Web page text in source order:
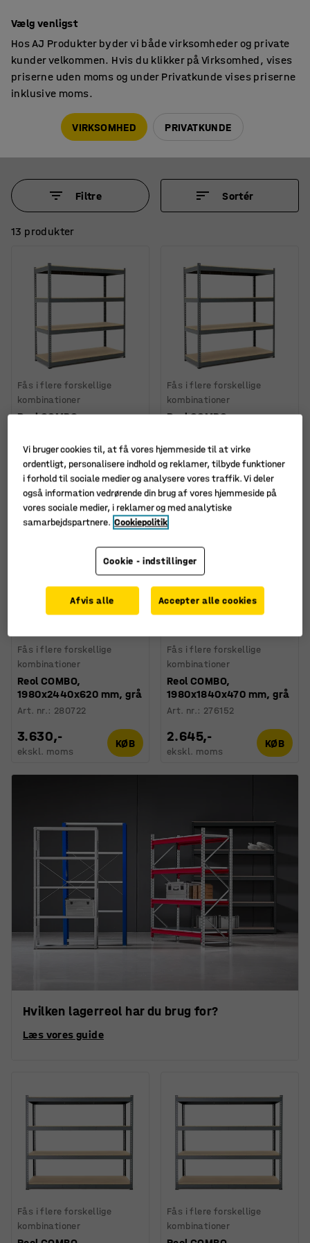
COMBO lagerreoler
Filtre Sortér
13 produkter
Fås i flere forskellige
kombinationer
Reol COMBO,
Art. nr.:276162
2.950,-
ekskl. moms
KØB
Fås i flere forskellige
kombinationer
Reol COMBO,
Art. nr.:276172
3.250,-
ekskl. moms
KØB
Fås i flere forskellige
kombinationer
Reol COMBO,
1980x2440x620 mm, grå
Art. nr.: 280722
3.630,-
ekskl. moms
KØB
Fås i flere forskellige
kombinationer
Reol COMBO,
1980x1840x470 mm, grå
Art. nr.: 276152
2.645,-
ekskl. moms
KØB
Hvilken lagerreol har du brug for?
Læs vores guide
Fås i flere forskellige
kombinationer
Fås i flere forskellige
kombinationer
Vælg venligst
Hos AJ Produkter byder vi både virksomheder og private
kunder velkommen. Hvis du klikker på Virksomhed, vises
priserne uden moms og under Privatkunde vises priserne
inklusive moms.
VIRKSOMHED PRIVATKUNDE
Vi bruger cookies til, at få vores hjemmeside til at virke
ordentligt, personalisere indhold og reklamer, tilbyde funktioner
i forhold til sociale medier og analysere vores traffik. Vi deler
også information vedrørende din brug af vores hjemmeside på
vores sociale medier, i reklamer og med analytiske
samarbejdspartnere. Cookiepolitik
Cookie - indstillinger
Afvis alle Accepter alle cookies